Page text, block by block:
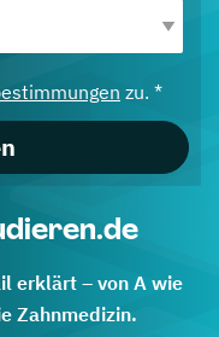
zu. *
erklärt – von A wie
Zahnmedizin.